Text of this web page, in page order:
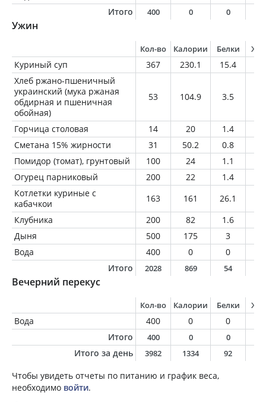
Итого
400 0 0
Ужин
Кол-во Калории Белки
Куриный суп 367 230.1 15.4
Хлеб ржано-пшеничный
украинский (мука ржаная
обдирная и пшеничная
обойная)
53 104.9 3.5
Горчица столовая 14 20 1.4
Сметана 15% жирности
31 50.2 0.8
Помидор (томат), грунтовый
100 24 1.1
Огурец парниковый
200 22 1.4
Котлетки куриные с
кабачкои
163 161 26.1
Клубника
200 82 1.6
Дыня
500 175 3
Вода
400 0 0
Итого
2028 869 54
Вечерний перекус
Кол-во Калории Белки
Вода 400 0 0
Итого
400 0 0
Итого за день 3982 1334 92
Чтобы увидеть отчеты по питанию и график веса,
необходимо войти.